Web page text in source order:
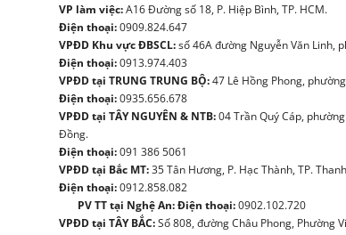
VP làm việc:A16 Đường số 18, P. Hiệp Bình, TP. HCM.
Điện thoại:0909.824.647
VPĐD Khu vực ĐBSCL:số 46A đường Nguyễn Văn Linh,
Điện thoại:0913.974.403
VPĐD tại TRUNG TRUNG BỘ:47 Lê Hồng Phong,
Điện thoại:0935.656.678
VPĐD tại TÂY NGUYÊN & NTB:04 Trần Quý Cáp,
Đồng.
Điện thoại:091 386 5061
VPĐD tại Bắc MT:35 Tân Hương, P. Hạc Thành, TP.
Điện thoại:0912.858.082
PV TT tại Nghệ An:Điện thoại:0902.102.720
VPĐD tại TÂY BẮC:Số 808, đường Châu Phong, Phường